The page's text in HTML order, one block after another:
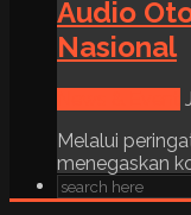
Audio
Nasional
Melalui
menegaskan